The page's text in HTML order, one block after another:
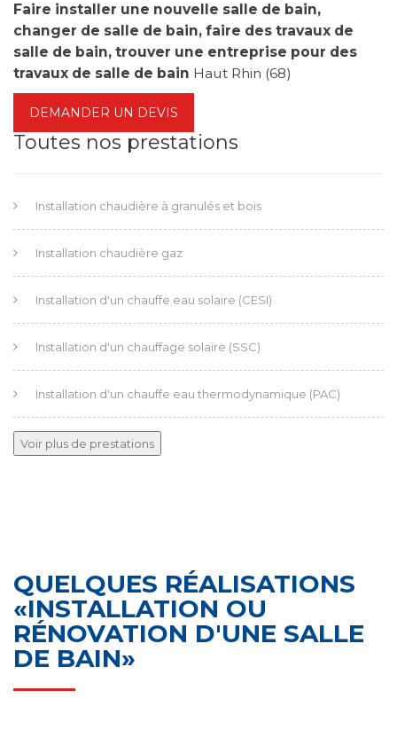
Faire installer une nouvelle salle de bain,
changer de salle de bain, faire des travaux de
salle de bain, trouver une entreprise pour des
travaux de salle de bain Haut Rhin (68)
DEMANDER UN DEVIS
Toutes nos prestations
Installation chaudière à granulés et bois
Installation chaudière gaz
Installation d'un chauffe eau solaire (CESI)
Installation d'un chauffage solaire (SSC)
Installation d'un chauffe eau thermodynamique (PAC)
Installation chaudière fioul
Production d'eau chaude sanitaire
Circuit de chauffage central
Voir plus de prestations
QUELQUES RÉALISATIONS
«INSTALLATION OU
RÉNOVATION D'UNE SALLE
DE BAIN»